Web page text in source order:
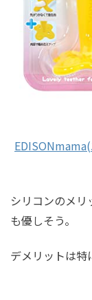
シリコンのメ
も優しそう。
デメリットは